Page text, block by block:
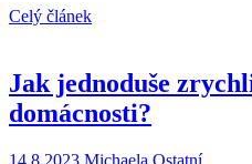
Celý článek
Jak jednoduše
domácnosti?